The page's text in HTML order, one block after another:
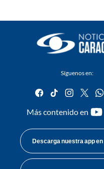
Síguenos en:
facebook
tiktok
Más contenido en
Descarga nuestra app en